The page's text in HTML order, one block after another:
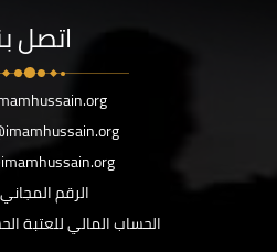
اتصل
الرقم المجاني
الحساب المالي للعتبة